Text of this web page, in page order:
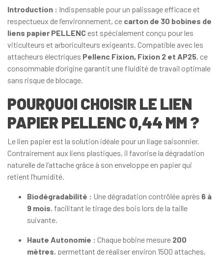
Introduction : Indispensable pour un palissage efficace et
respectueux de l’environnement, ce carton de 30 bobines de
liens papier PELLENCest spécialement conçu pour les
viticulteurs et arboriculteurs exigeants. Compatible avec les
attacheurs électriques Pellenc Fixion, Fixion 2 et AP25, ce
consommable d’origine garantit une fluidité de travail optimale
sans risque de blocage.
POURQUOI CHOISIR LE LIEN
PAPIER PELLENC 0,44 MM ?
Le lien papier est la solution idéale pour un liage saisonnier.
Contrairement aux liens plastiques, il favorise la dégradation
naturelle de l’attache grâce à son enveloppe en papier qui
retient l’humidité.
Biodégradabilité : Une dégradation contrôlée après 6 à
9 mois, facilitant le tirage des bois lors de la taille
suivante.
Haute Autonomie : Chaque bobine mesure 200
mètres, permettant de réaliser environ 1500 attaches,